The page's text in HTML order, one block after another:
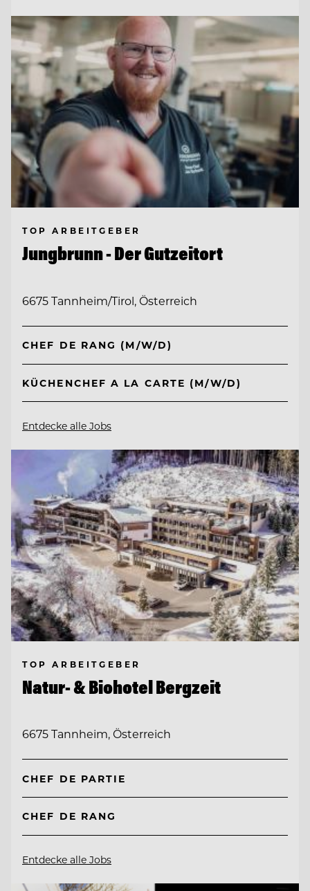
TOP ARBEITGEBER
Jungbrunn - Der Gutzeitort
6675 Tannheim/Tirol, Österreich
CHEF DE RANG (M/W/D)
KÜCHENCHEF A LA CARTE (M/W/D)
Entdecke alle Jobs
TOP ARBEITGEBER
Natur- & Biohotel Bergzeit
6675 Tannheim, Österreich
CHEF DE PARTIE
CHEF DE RANG
Entdecke alle Jobs